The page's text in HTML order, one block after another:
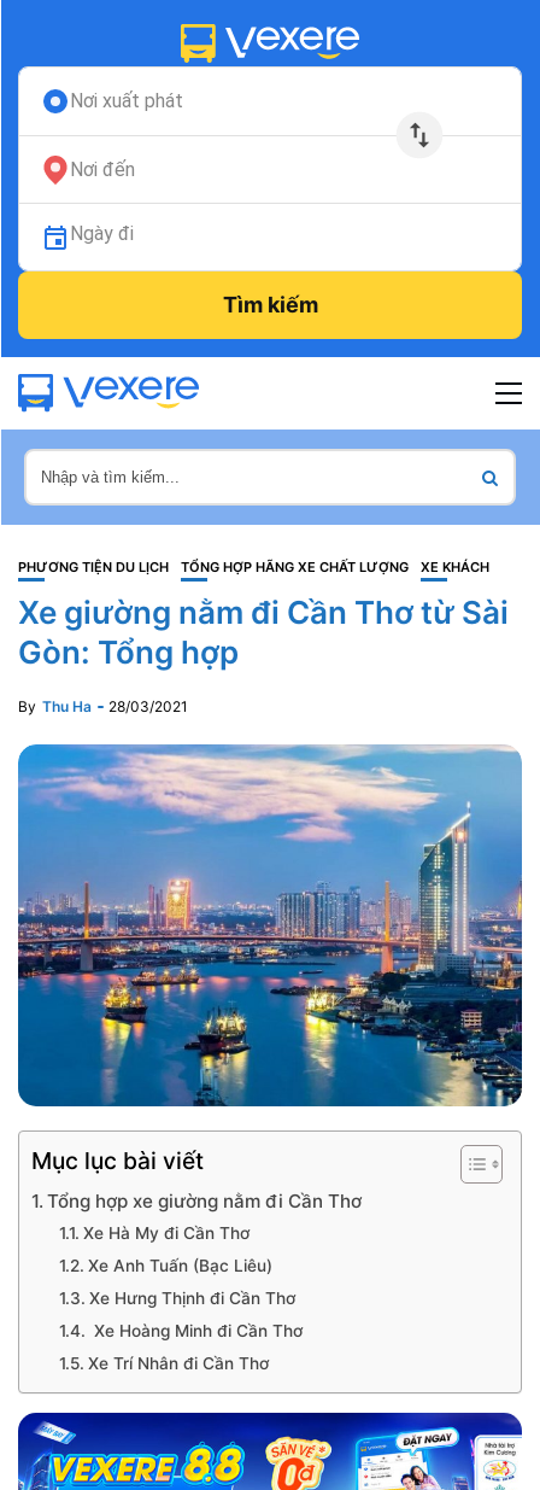
Nơi xuất phát
Nơi đến
Ngày đi
Tìm kiếm
PHƯƠNG TIỆN DU LỊCH TỔNG HỢP HÃNG XE CHẤT LƯỢNG XE KHÁCH
Xe giường nằm đi Cần Thơ từ Sài
Gòn: Tổng hợp
By Thu Ha 28/03/2021
Mục lục bài viết
Tổng hợp xe giường nằm đi Cần Thơ
Xe Hà My đi Cần Thơ
Xe Anh Tuấn (Bạc Liêu)
Xe Hưng Thịnh đi Cần Thơ
Xe Hoàng Minh đi Cần Thơ
Xe Trí Nhân đi Cần Thơ